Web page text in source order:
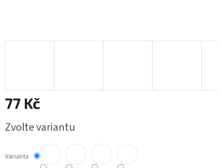
77 Kč
cena:
Zvolte variantu
Varianta